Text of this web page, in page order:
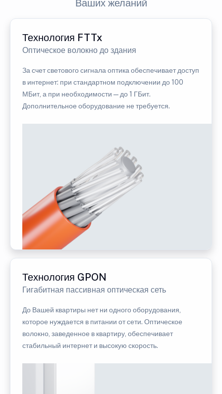
Ваших желаний
Технология FTTx
Оптическое волокно до здания
За счет светового сигнала оптика обеспечивает доступ
в интернет: при стандартном подключении до 100
МБит, а при необходимости — до 1 ГБит.
Дополнительное оборудование не требуется.
Технология GPON
Гигабитная пассивная оптическая сеть
До Вашей квартиры нет ни одного оборудования,
которое нуждается в питании от сети. Оптическое
волокно, заведенное в квартиру, обеспечивает
стабильный интернет и высокую скорость.